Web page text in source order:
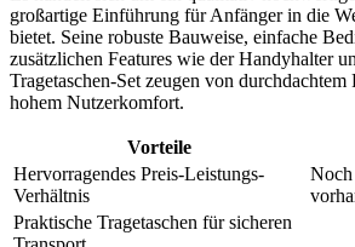
großartige Einführung für Anfänger in die
bietet. Seine robuste Bauweise, einfache
zusätzlichen Features wie der Handyhalter
Tragetaschen-Set zeugen von
hohem Nutzerkomfort.
Vorteile
Hervorragendes Preis-Leistungs-
Verhältnis
Noch
Praktische Tragetaschen für sicheren